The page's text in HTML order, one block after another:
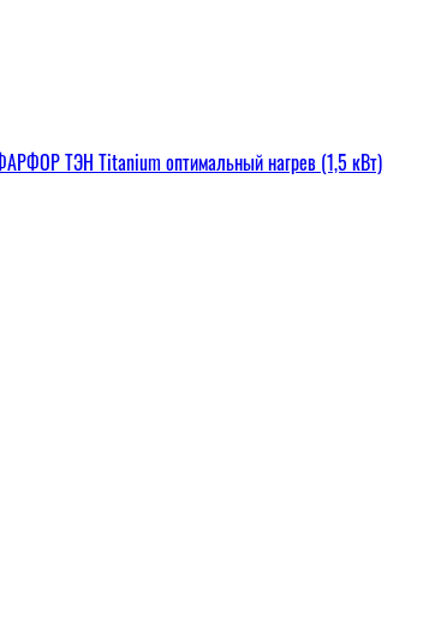
ТЭН Titanium оптимальный нагрев (1,5 кВт)